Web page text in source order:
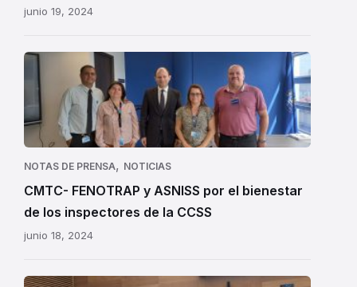
junio 19, 2024
CMTC-
FENOTRAP
ASNISS
por
el
de
los
inspectores de la CCSS
NOTAS DE PRENSA, NOTICIAS
CMTC- FENOTRAP y ASNISS por el bienestar
de los inspectores de la CCSS
junio 18, 2024